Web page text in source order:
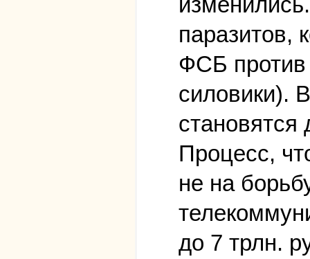
паразитов,
ФСБ против
силовики).
Процесс,
не на
до 7 трлн.